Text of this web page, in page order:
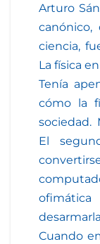
Arturo
canónico,
ciencia,
La física
Tenía
cómo la
sociedad.
El
Cuando